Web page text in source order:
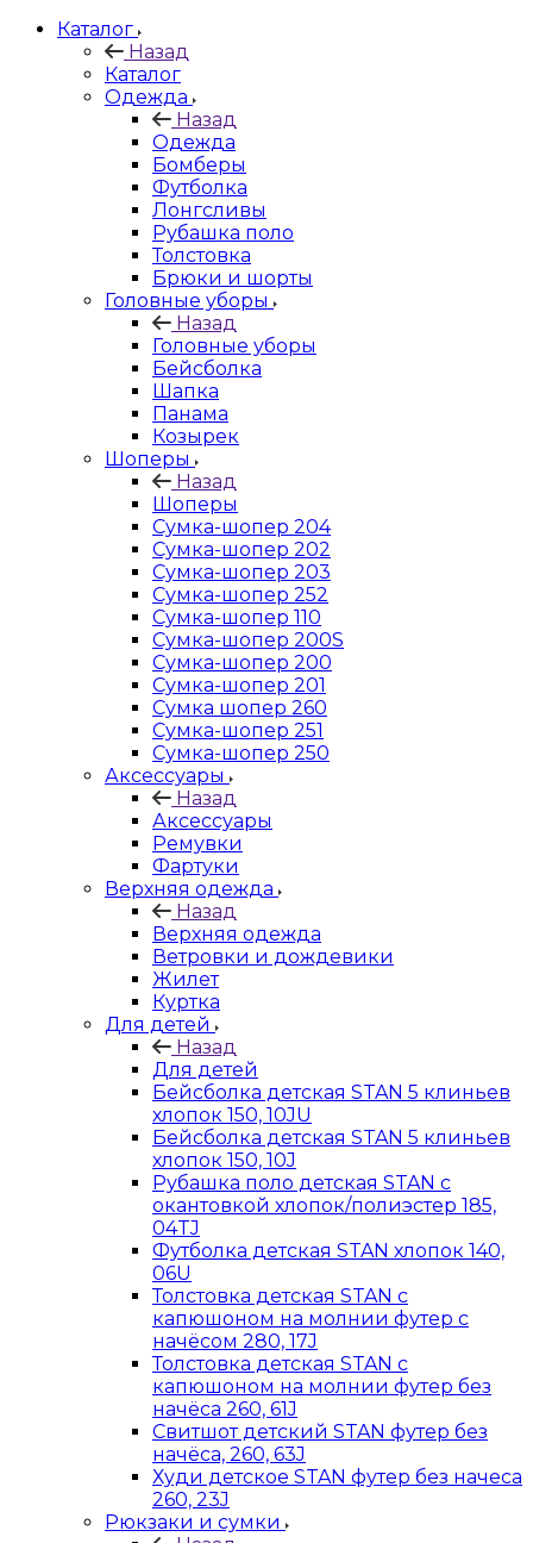
Каталог
Назад
Каталог
Одежда
Назад
Одежда
Бомберы
Футболка
Лонгсливы
Рубашка поло
Толстовка
Брюки и шорты
Головные уборы
Назад
Головные уборы
Бейсболка
Шапка
Панама
Козырек
Шоперы
Назад
Шоперы
Сумка-шопер 204
Сумка-шопер 202
Сумка-шопер 203
Сумка-шопер 252
Сумка-шопер 110
Сумка-шопер 200S
Сумка-шопер 200
Сумка-шопер 201
Сумка шопер 260
Сумка-шопер 251
Сумка-шопер 250
Аксессуары
Назад
Аксессуары
Ремувки
Фартуки
Верхняя одежда
Назад
Верхняя одежда
Ветровки и дождевики
Жилет
Куртка
Для детей
Назад
Для детей
Бейсболка детская STAN 5 клиньев
хлопок 150, 10JU
Бейсболка детская STAN 5 клиньев
хлопок 150, 10J
Рубашка поло детская STAN с
окантовкой хлопок/полиэстер 185,
04TJ
Футболка детская STAN хлопок 140,
06U
Толстовка детская STAN с
капюшоном на молнии футер с
начёсом 280, 17J
Толстовка детская STAN с
капюшоном на молнии футер без
начёса 260, 61J
Свитшот детский STAN футер без
начёса, 260, 63J
Худи детское STAN футер без начеса
260, 23J
Рюкзаки и сумки